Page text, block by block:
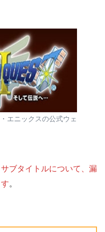
エニックスの公式ウェ
ブタイトルについて、漏
。